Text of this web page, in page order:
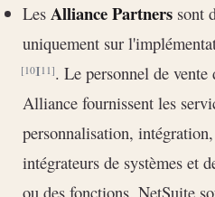
Les Alliance Partners sont
uniquement sur
[10][11]. Le personnel de
Alliance fournissent les
personnalisation,
intégrateurs de systèmes et
ou des fonctions. NetSuite